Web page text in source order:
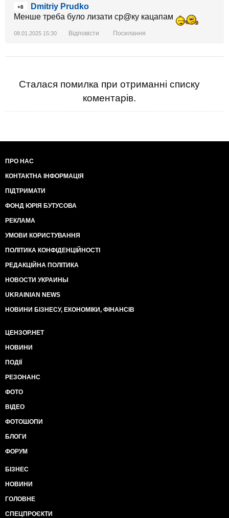
+8
Dmitriy Prudko
Менше треба було лизати ср@ку кацапам
08.01.2025 15:30 Відповісти Посилання
Сталася помилка при отриманні списку
коментарів.
ПРО НАС
КОНТАКТНА ІНФОРМАЦІЯ
ПІДТРИМАТИ
ФОНД ЮРІЯ БУТУСОВА
РЕКЛАМА
УМОВИ КОРИСТУВАННЯ
ПОЛІТИКА КОНФІДЕНЦІЙНОСТІ
РЕДАКЦІЙНА ПОЛІТИКА
НОВОСТИ УКРАИНЫ
UKRAINIAN NEWS
НОВИНИ БІЗНЕСУ, ЕКОНОМІКИ, ФІНАНСІВ
ЦЕНЗОР.НЕТ
НОВИНИ
ПОДІЇ
РЕЗОНАНС
ФОТО
ВІДЕО
ФОТОШОПИ
БЛОГИ
ФОРУМ
БІЗНЕС
НОВИНИ
ГОЛОВНЕ
СПЕЦПРОЄКТИ